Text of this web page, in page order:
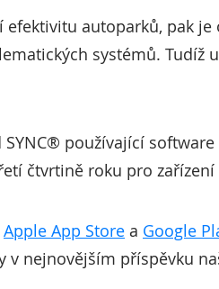
autoparků, pak
systémů. Tudíž
používající
čtvrtině roku pro zařízení
Apple App Store a Google
v nejnovějším příspěvku